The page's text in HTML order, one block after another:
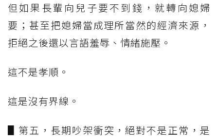
但如果長輩向兒子要不到錢，就轉向媳婦
要；甚至把媳婦當成理所當然的經濟來源，
拒絕之後還以言語羞辱、情緒施壓。
這不是孝順。
這是沒有界線。
▋第五，長期吵架衝突，絕對不是正常，是